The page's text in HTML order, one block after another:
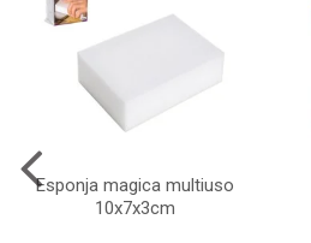
Esponja magica multiuso
10x7x3cm